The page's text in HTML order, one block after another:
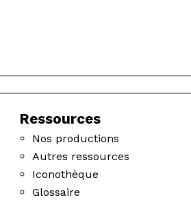
Ressources
Nos productions
Autres ressources
Iconothèque
Glossaire